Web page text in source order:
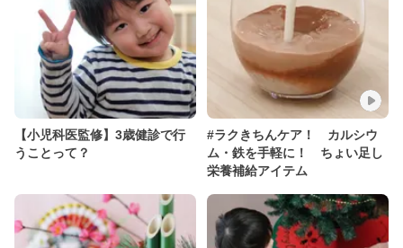
【小児科医監修】3歳健診で行
うことって？
#ラクきちんケア！ カルシウ
ム・鉄を手軽に！ ちょい足し
栄養補給アイテム